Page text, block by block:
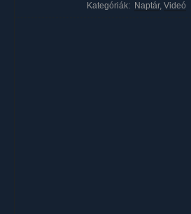
Kategóriák: Naptár, Videó